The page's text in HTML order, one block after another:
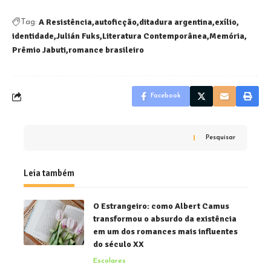
Tag: A Resistência autoficção ditadura argentina exílio
identidade Julián Fuks Literatura Contemporânea Memória
Prêmio Jabuti romance brasileiro
Facebook
Pesquisar
Leia também
O Estrangeiro: como Albert Camus
transformou o absurdo da existência
em um dos romances mais influentes
do século XX
Escolares